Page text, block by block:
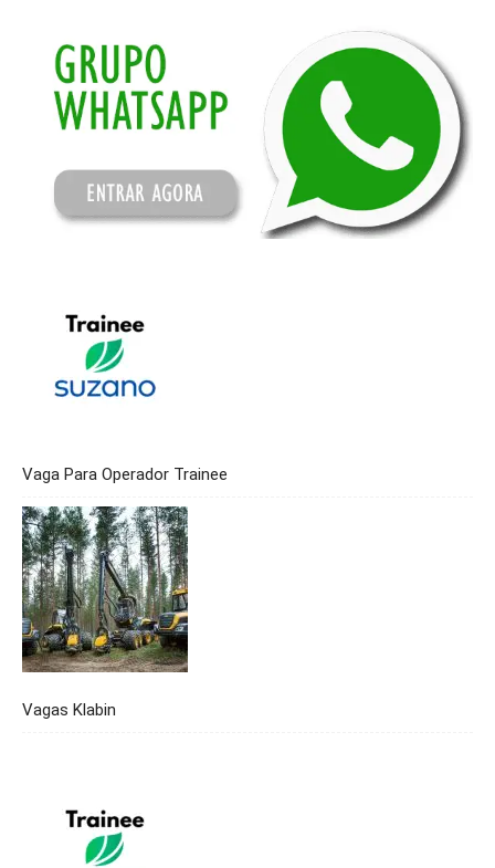
Vaga Para Operador Trainee
Vagas Klabin